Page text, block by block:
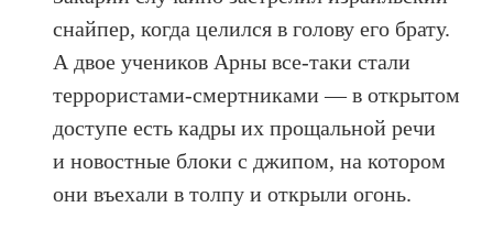
снайпер, когда целился в голову его брату.
А двое учеников Арны все-таки стали
террористами-смертниками — в открытом
доступе есть кадры их прощальной речи
и новостные блоки с джипом, на котором
они въехали в толпу и открыли огонь.